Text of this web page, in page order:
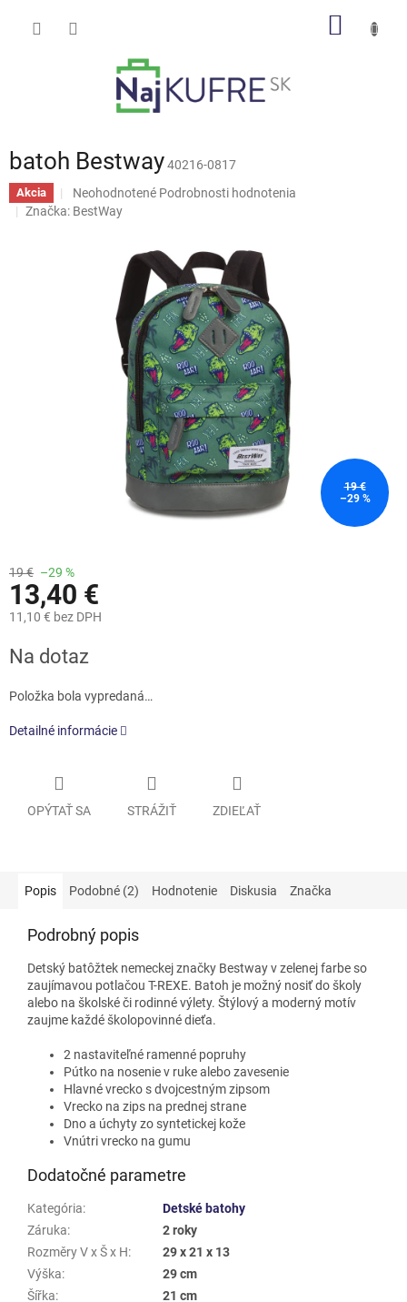
batoh Bestway40216-0817
Akcia
Priemerné
hodnotenie
hviezdičiek.
Neohodnotené Podrobnosti hodnotenia
Značka: BestWay
19 €
–29 %
19 € –29 %
13,40 €
11,10 € bez DPH
cena:
Na dotaz
Položka bola vypredaná…
Detailné informácie
OPÝTAŤ SA STRÁŽIŤ ZDIEĽAŤ
Popis Podobné (2) Hodnotenie Diskusia Značka
Podrobný popis
Detský batôžtek nemeckej značky Bestway v zelenej farbe so
zaujímavou potlačou T-REXE. Batoh je možný nosiť do školy
alebo na školské či rodinné výlety. Štýlový a moderný motív
zaujme každé školopovinné dieťa.
2 nastaviteľné ramenné popruhy
Pútko na nosenie v ruke alebo zavesenie
Hlavné vrecko s dvojcestným zipsom
Vrecko na zips na prednej strane
Dno a úchyty zo syntetickej kože
Vnútri vrecko na gumu
Dodatočné parametre
Kategória:
Detské batohy
Záruka:
2 roky
Rozměry V x Š x H:
29 x 21 x 13
Výška:
29 cm
Šířka:
21 cm